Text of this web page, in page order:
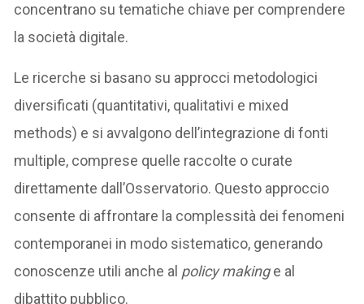
concentrano su tematiche chiave per comprendere
la società digitale.
Le ricerche si basano su approcci metodologici
diversificati (quantitativi, qualitativi e mixed
methods) e si avvalgono dell’integrazione di fonti
multiple, comprese quelle raccolte o curate
direttamente dall’Osservatorio. Questo approccio
consente di affrontare la complessità dei fenomeni
contemporanei in modo sistematico, generando
conoscenze utili anche al policy makinge al
dibattito pubblico.